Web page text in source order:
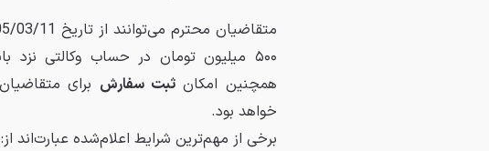
۵۰۰ میلیون تومان در حساب وکالتی نزد بانک‌های اعلام‌شده در پلتفرم
همچنین امکانثبت سفارش
خواهد بود.
برخی از مهم‌ترین شرایط اعلام‌شده عبارت‌اند از: